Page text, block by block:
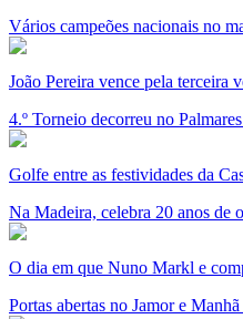
Vários campeões nacionais no
João Pereira vence pela terceira
4.º Torneio decorreu no
Golfe entre as festividades da
Na Madeira, celebra 20 anos de
O dia em que Nuno Markl e
Portas abertas no Jamor e